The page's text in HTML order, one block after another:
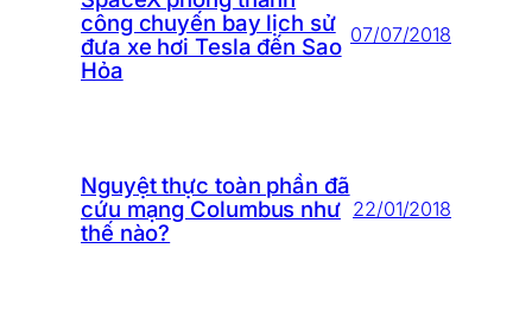
công chuyến bay lịch sử
đưa xe hơi Tesla đến Sao
Hỏa
07/07/2018
Nguyệt thực toàn phần đã
cứu mạng Columbus như
thế nào?
22/01/2018